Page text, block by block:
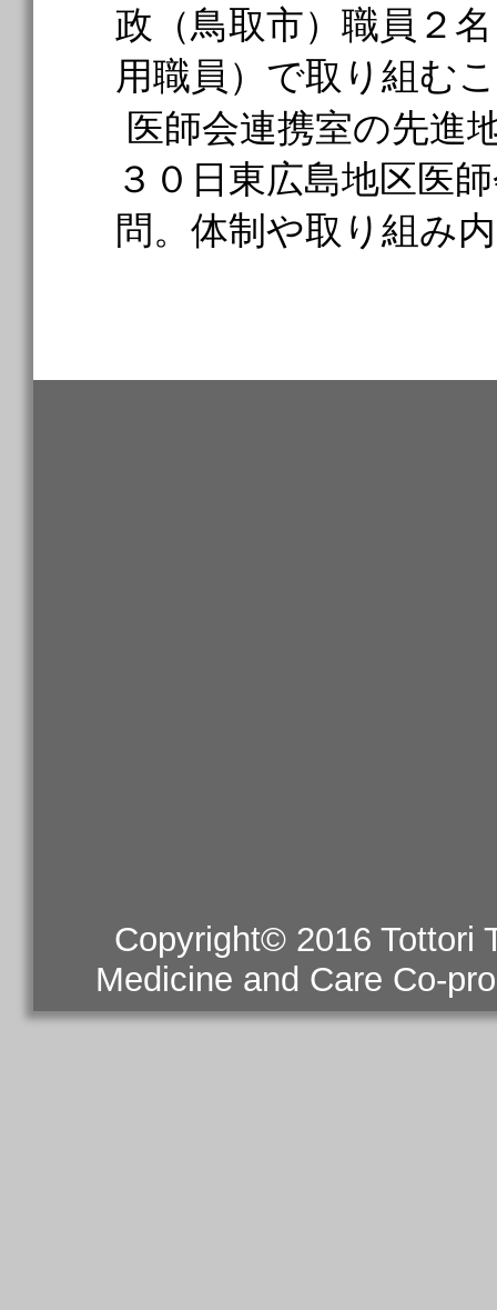
政（鳥取市）職員２
用職員）で取り組む
医師会連携室の先進
３０日東広島地区医
問。体制や取り組み
Copyright© 2016 Tottori
Medicine and Care Co-